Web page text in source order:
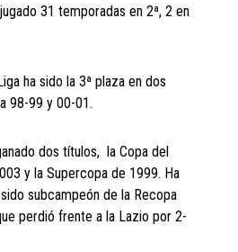
31 temporadas en 2ª, 2 en
ha sido la 3ª plaza en dos
98-99 y 00-01.
dos títulos, la Copa del
y la Supercopa de 1999. Ha
subcampeón de la Recopa
perdió frente a la Lazio por 2-